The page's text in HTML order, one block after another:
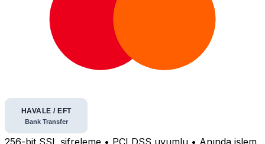
256-bit SSL şifreleme • PCI DSS uyumlu • Anında işlem